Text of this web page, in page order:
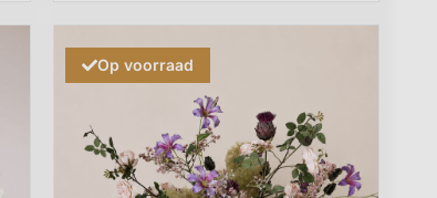
Op voorraad